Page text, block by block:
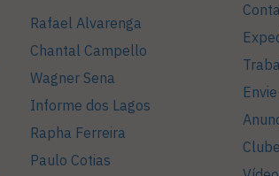
Rafael Alvarenga
Chantal Campello
Wagner Sena
Informe dos Lagos
Rapha Ferreira
Paulo Cotias